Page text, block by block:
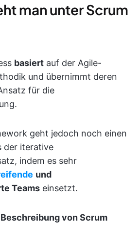
man unter Scrum
basiert auf der Agile-
und übernimmt deren
für die
geht jedoch noch einen
der iterative
indem es sehr
und
Teams einsetzt.
von Scrum